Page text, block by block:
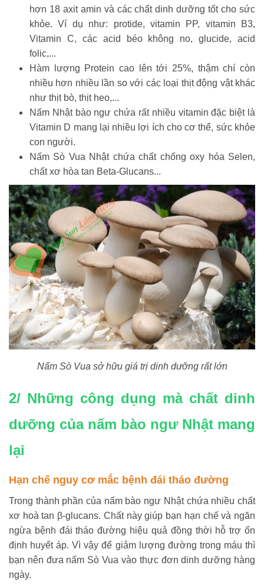
hơn 18 axit amin và các chất dinh dưỡng tốt cho sức
khỏe. Ví dụ như: protide, vitamin PP, vitamin B3,
Vitamin C, các acid béo không no, glucide, acid
folic,...
Hàm lượng Protein cao lên tới 25%, thậm chí còn
nhiều hơn nhiều lần so với các loại thịt động vật khác
như thịt bò, thịt heo,...
Nấm Nhật bào ngư chứa rất nhiều vitamin đặc biệt là
Vitamin D mang lại nhiều lợi ích cho cơ thể, sức khỏe
con người.
Nấm Sò Vua Nhật chứa chất chống oxy hóa Selen,
chất xơ hòa tan Beta-Glucans...
Nấm Sò Vua sở hữu giá trị dinh dưỡng rất lớn
2/ Những công dụng mà chất dinh
dưỡng của nấm bào ngư Nhật mang
lại
Hạn chế nguy cơ mắc bệnh đái tháo đường
Trong thành phần của nấm bào ngư Nhật chứa nhiều chất
xơ hoà tan β-glucans. Chất này giúp bạn hạn chế và ngăn
ngừa bệnh đái tháo đường hiệu quả đồng thời hỗ trợ ổn
định huyết áp. Vì vậy để giảm lượng đường trong máu thì
bạn nên đưa nấm Sò Vua vào thực đơn dinh dưỡng hàng
ngày.